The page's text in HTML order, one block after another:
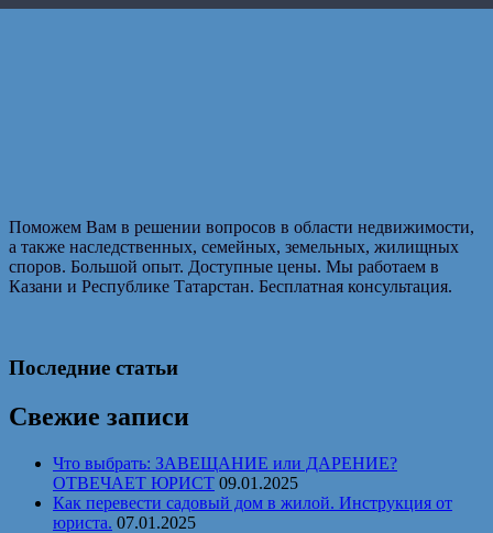
Поможем Вам в решении вопросов в области недвижимости,
а также наследственных, семейных, земельных, жилищных
споров. Большой опыт. Доступные цены. Мы работаем в
Казани и Республике Татарстан. Бесплатная консультация.
Последние статьи
Свежие записи
Что выбрать: ЗАВЕЩАНИЕ или ДАРЕНИЕ?
ОТВЕЧАЕТ ЮРИСТ 09.01.2025
Как перевести садовый дом в жилой. Инструкция от
юриста. 07.01.2025